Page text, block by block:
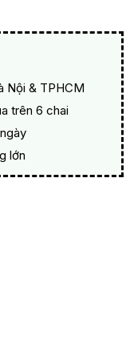
Nội & TPHCM
trên 6 chai
lớn